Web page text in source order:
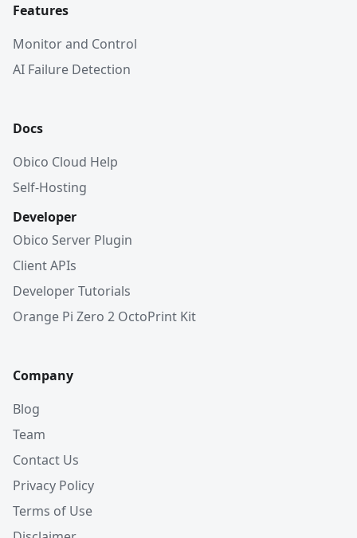
Features
Monitor and Control
AI Failure Detection
Docs
Obico Cloud Help
Self-Hosting
Developer
Obico Server Plugin
Client APIs
Developer Tutorials
Orange Pi Zero 2 OctoPrint Kit
Company
Blog
Team
Contact Us
Privacy Policy
Terms of Use